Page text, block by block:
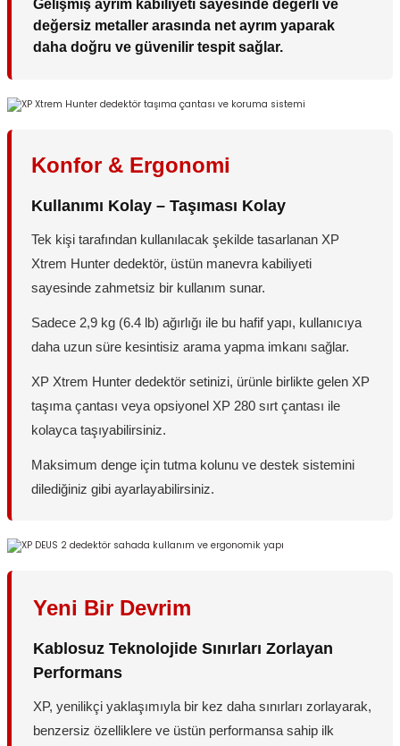
Gelişmiş ayrım kabiliyeti sayesinde değerli ve
değersiz metaller arasında net ayrım yaparak
daha doğru ve güvenilir tespit sağlar.
Konfor & Ergonomi
Kullanımı Kolay – Taşıması Kolay
Tek kişi tarafından kullanılacak şekilde tasarlanan XP
Xtrem Hunter dedektör, üstün manevra kabiliyeti
sayesinde zahmetsiz bir kullanım sunar.
Sadece 2,9 kg (6.4 lb) ağırlığı ile bu hafif yapı, kullanıcıya
daha uzun süre kesintisiz arama yapma imkanı sağlar.
XP Xtrem Hunter dedektör setinizi, ürünle birlikte gelen XP
taşıma çantası veya opsiyonel XP 280 sırt çantası ile
kolayca taşıyabilirsiniz.
Maksimum denge için tutma kolunu ve destek sistemini
dilediğiniz gibi ayarlayabilirsiniz.
Yeni Bir Devrim
Kablosuz Teknolojide Sınırları Zorlayan
Performans
XP, yenilikçi yaklaşımıyla bir kez daha sınırları zorlayarak,
benzersiz özelliklere ve üstün performansa sahip ilk